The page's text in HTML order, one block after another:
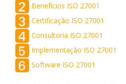
Benefícios ISO 27001
Certificação ISO 27001
Consultoria ISO 27001
Implementação ISO 27001
Software ISO 27001